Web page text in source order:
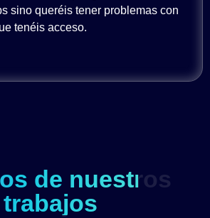
sino queréis tener problemas con
tenéis acceso.
de nuestros
trabajos